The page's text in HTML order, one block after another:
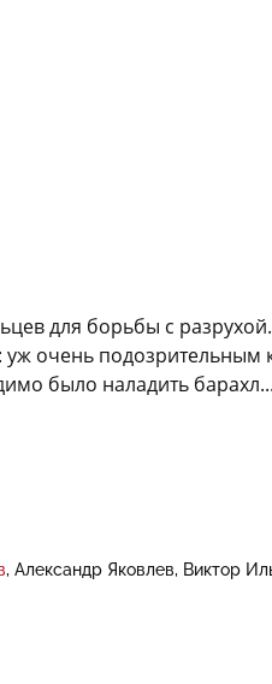
для борьбы с
очень подозрительным
было наладить барахл...
Александр Яковлев Виктор